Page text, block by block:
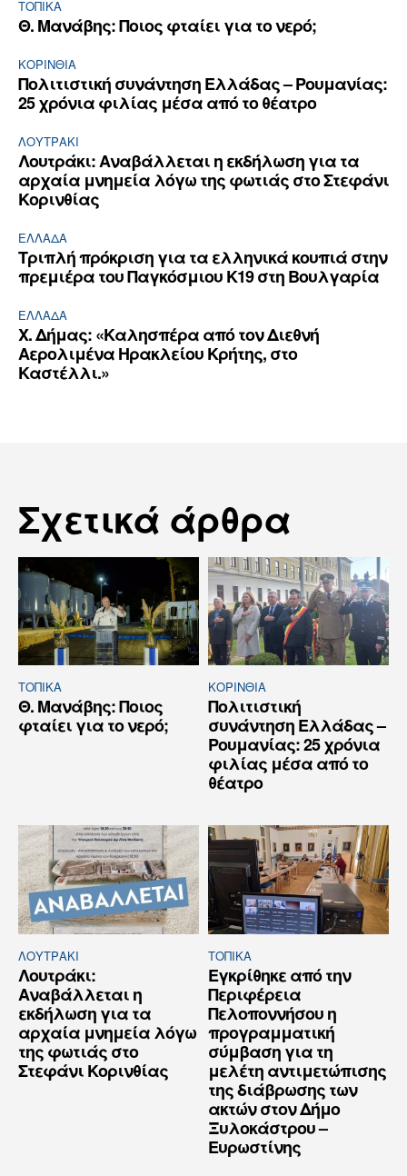
ΤΟΠΙΚΑ
Θ. Μανάβης: Ποιος φταίει για το νερό;
ΚΟΡΙΝΘΊΑ
Πολιτιστική συνάντηση Ελλάδας – Ρουμανίας:
25 χρόνια φιλίας μέσα από το θέατρο
ΛΟΥΤΡΆΚΙ
Λουτράκι: Αναβάλλεται η εκδήλωση για τα
αρχαία μνημεία λόγω της φωτιάς στο Στεφάνι
Κορινθίας
ΕΛΛΆΔΑ
Τριπλή πρόκριση για τα ελληνικά κουπιά στην
πρεμιέρα του Παγκόσμιου Κ19 στη Βουλγαρία
ΕΛΛΆΔΑ
Χ. Δήμας: «Καλησπέρα από τον Διεθνή
Αερολιμένα Ηρακλείου Κρήτης, στο
Καστέλλι.»
Σχετικά άρθρα
ΤΟΠΙΚΑ
Θ. Μανάβης: Ποιος
φταίει για το νερό;
ΚΟΡΙΝΘΊΑ
Πολιτιστική
συνάντηση Ελλάδας –
Ρουμανίας: 25 χρόνια
φιλίας μέσα από το
θέατρο
ΛΟΥΤΡΆΚΙ
Λουτράκι:
Αναβάλλεται η
εκδήλωση για τα
αρχαία μνημεία λόγω
της φωτιάς στο
Στεφάνι Κορινθίας
ΤΟΠΙΚΑ
Εγκρίθηκε από την
Περιφέρεια
Πελοποννήσου η
προγραμματική
σύμβαση για τη
μελέτη αντιμετώπισης
της διάβρωσης των
ακτών στον Δήμο
Ξυλοκάστρου –
Ευρωστίνης